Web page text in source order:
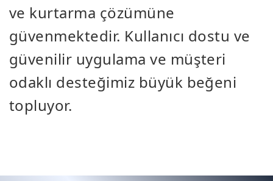
ve kurtarma çözümüne
güvenmektedir. Kullanıcı dostu ve
güvenilir uygulama ve müşteri
odaklı desteğimiz büyük beğeni
topluyor.